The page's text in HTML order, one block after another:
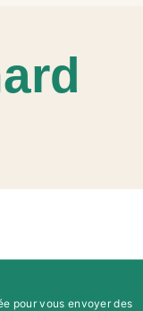
pour vous envoyer des